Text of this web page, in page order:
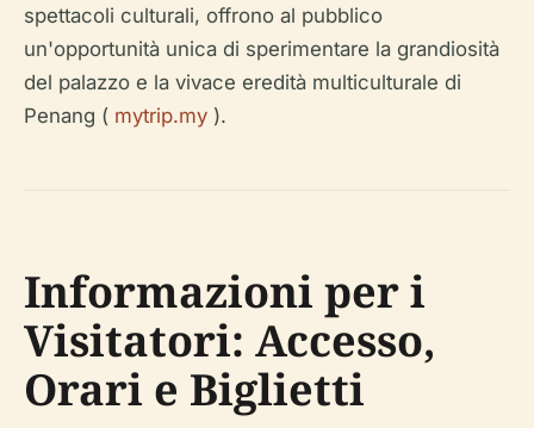
spettacoli culturali, offrono al pubblico
un'opportunità unica di sperimentare la grandiosità
del palazzo e la vivace eredità multiculturale di
Penang ( mytrip.my ).
Informazioni per i
Visitatori: Accesso,
Orari e Biglietti